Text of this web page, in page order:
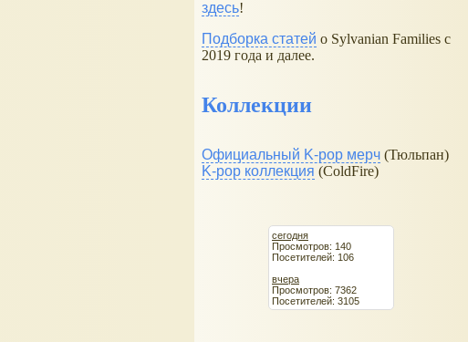
здесь!
Подборка статей о Sylvanian Families с
2019 года и далее.
Коллекции
Официальный K-pop мерч (Тюльпан)
K-pop коллекция (ColdFire)
сегодня
Просмотров: 140
Посетителей: 106
вчера
Просмотров: 7362
Посетителей: 3105